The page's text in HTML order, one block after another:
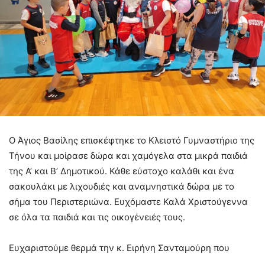
Ο Άγιος Βασίλης επισκέφτηκε το Κλειστό Γυμναστήριο της
Τήνου και μοίρασε δώρα και χαμόγελα στα μικρά παιδιά
της Α’ και Β’ Δημοτικού. Κάθε εύστοχο καλάθι και ένα
σακουλάκι με λιχουδιές και αναμνηστικά δώρα με το
σήμα του Περιστεριώνα. Ευχόμαστε Καλά Χριστούγεννα
σε όλα τα παιδιά και τις οικογένειές τους.
Ευχαριστούμε θερμά την κ. Ειρήνη Σανταμούρη που